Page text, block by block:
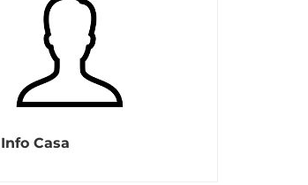
Info Casa